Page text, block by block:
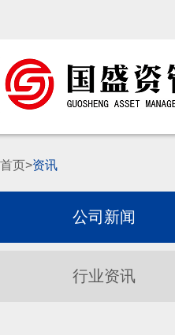
首页>资讯
公司新闻
行业资讯